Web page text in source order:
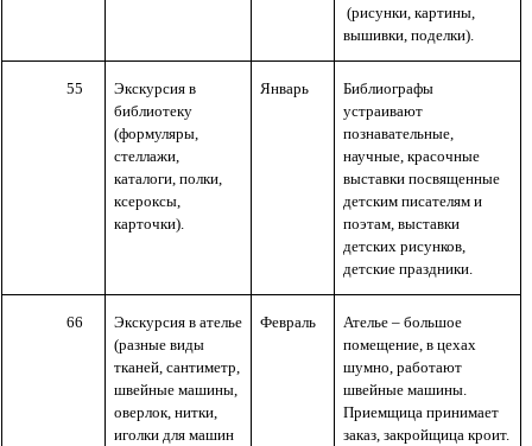
(рисунки, картины,
вышивки, поделки).
55
Экскурсия в
библиотеку
(формуляры,
стеллажи,
каталоги, полки,
ксероксы,
карточки).
Январь
Библиографы
устраивают
познавательные,
научные, красочные
выставки посвященные
детским писателям и
поэтам, выставки
детских рисунков,
детские праздники.
66
Экскурсия в ателье
(разные виды
тканей, сантиметр,
швейные машины,
оверлок, нитки,
иголки для машин
Февраль
Ателье – большое
помещение, в цехах
шумно, работают
швейные машины.
Приемщица принимает
заказ, закройщица кроит.